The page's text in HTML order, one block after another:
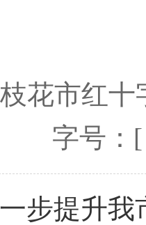
花市红十
字号
提升我